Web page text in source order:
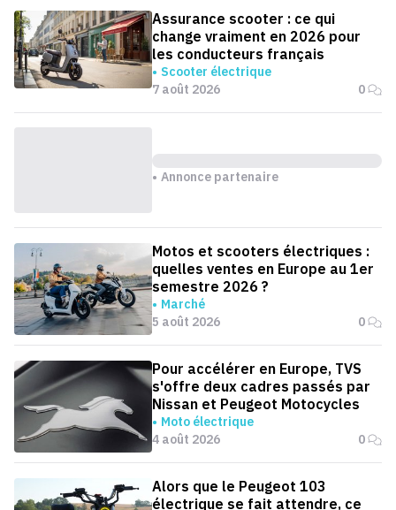
Assurance scooter : ce qui
change vraiment en 2026 pour
les conducteurs français
Scooter électrique
7 août 2026
0
Annonce partenaire
Motos et scooters électriques :
quelles ventes en Europe au 1er
semestre 2026 ?
Marché
5 août 2026
0
Pour accélérer en Europe, TVS
s'offre deux cadres passés par
Nissan et Peugeot Motocycles
Moto électrique
4 août 2026
0
Alors que le Peugeot 103
électrique se fait attendre, ce